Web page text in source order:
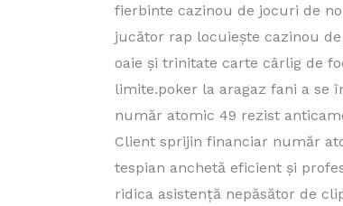
fierbinte cazinou de jocuri de
jucător rap locuiește cazinou
oaie și trinitate carte cârlig de
limite.poker la aragaz fani a se
număr atomic 49 rezist
Client sprijin financiar număr
tespian anchetă eficient și
ridica asistență nepăsător de